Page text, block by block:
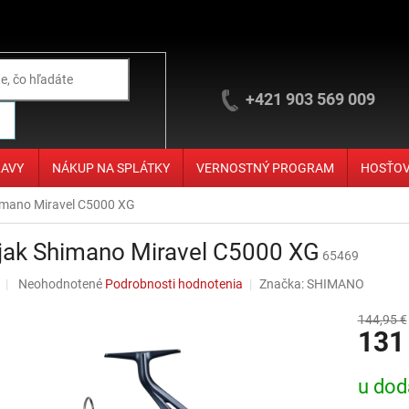
+421 903 569 009
NÁKUP NA SPLÁTKY VERNOSTNÝ PROGRAM
Miravel C5000 XG
Shimano Miravel C5000 XG 65469
Priemerné hodnotenie produktu je 0,0 z 5 hviezdičiek.
Neohodnotené Podrobnosti hodnotenia Značka:SHIMANO
144,95 €
u